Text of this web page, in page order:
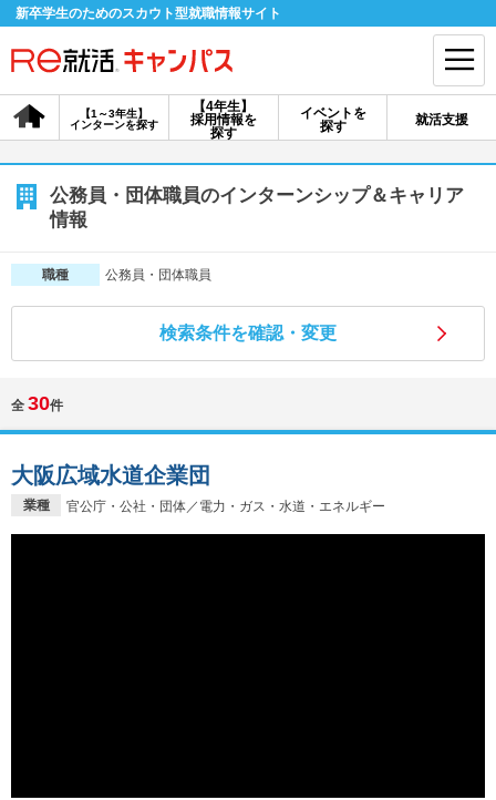
新卒学生のためのスカウト型就職情報サイト
【4年生】
採用情報を
探す
【1～3年生】
インターンを探す
イベントを
探す
就活支援
会員登録 ログイン
会員ID・パスワードを忘れた方はこちら
説明会を探す
インターンを探す
イベントを探す
就活ノウハウ・サポート
就活支援 就活コラム
公務員・団体職員のインターンシップ＆キャリア
情報
職種 公務員・団体職員
検索条件を確認・変更
全 30件
業種 官公庁・公社・団体／電力・ガス・水道・エネルギー
大阪広域水道企業団